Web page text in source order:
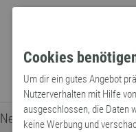
Cookies
Um dir ein gutes Angebot
Nutzerverhalten mit Hilfe von
ausgeschlossen, die Daten
keine Werbung und
Neologismen